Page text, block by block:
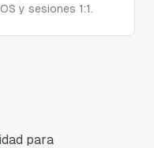
y sesiones 1:1.
para